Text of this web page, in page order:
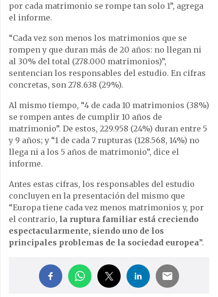
por cada matrimonio se rompe tan solo 1”, agrega
el informe.
“Cada vez son menos los matrimonios que se
rompen y que duran más de 20 años: no llegan ni
al 30% del total (278.000 matrimonios)”,
sentencian los responsables del estudio. En cifras
concretas, son 278.638 (29%).
Al mismo tiempo, “4 de cada 10 matrimonios (38%)
se rompen antes de cumplir 10 años de
matrimonio”. De estos, 229.958 (24%) duran entre 5
y 9 años; y “1 de cada 7 rupturas (128.568, 14%) no
llega ni a los 5 años de matrimonio”, dice el
informe.
Antes estas cifras, los responsables del estudio
concluyen en la presentación del mismo que
“Europa tiene cada vez menos matrimonios y, por
el contrario, la ruptura familiar está creciendo
espectacularmente, siendo uno de los
principales problemas de la sociedad europea”.